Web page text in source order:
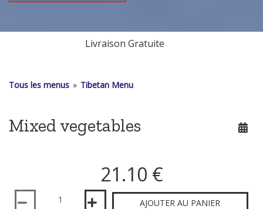
Livraison Gratuite
Tous les menus » Tibetan Menu
Mixed vegetables
21.10 €
Quantité
AJOUTER AU PANIER